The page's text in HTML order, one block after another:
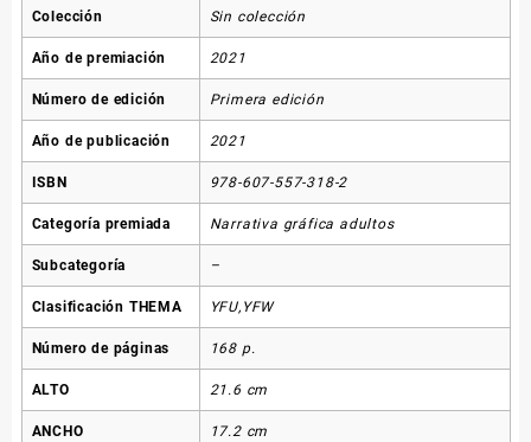
Colección Sin colección
Año de premiación 2021
Número de edición Primera edición
Año de publicación 2021
ISBN 978-607-557-318-2
Categoría premiada Narrativa gráfica adultos
Subcategoría –
Clasificación THEMA YFU,YFW
Número de páginas 168 p.
ALTO 21.6 cm
ANCHO 17.2 cm